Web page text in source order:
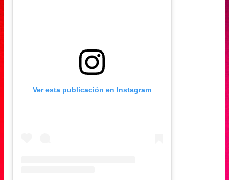
Ver esta publicación en Instagram